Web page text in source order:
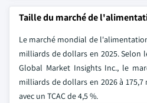
Taille du marché de
Le marché mondial de
milliards de dollars en 2025.
Global Market Insights Inc., le
milliards de dollars en 2026 à
avec un TCAC de 4,5 %.